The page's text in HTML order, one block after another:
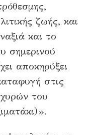
ζωής, και
και το
σημερινού
αποκηρύξει
στις
του